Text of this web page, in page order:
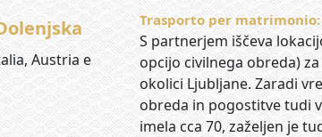
Austria e
Trasporto per matrimonio:
S partnerjem iščeva
opcijo civilnega obreda)
okolici Ljubljane. Zaradi
obreda in pogostitve tudi
imela cca 70, zaželjen je